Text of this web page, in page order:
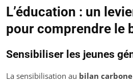
L’éducation : un
pour comprendre le
Sensibiliser les jeunes
La sensibilisation au bilan carbone